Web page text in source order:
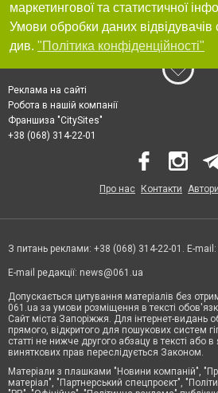
маркетингової та статистичної
Умови обробки даних відвідувачів
див. "Політика конфіденційності"
Реклама на сайті
Робота в нашій компанії
Франшиза "CitySites"
+38 (068) 314-22-01
Про нас Контакти
З питань реклами: +38 (068) 314-22-01. E-mail:
E-mail редакції: news@061.ua
Допускається цитування матеріалів без
061.ua за умови розміщення в тексті
Сайт міста Запоріжжя. Для інтернет-видань
прямого, відкритого для пошукових систем
статті не нижче другого абзацу в тексті або
виняткових прав переслідується Законом.
Матеріали з плашками "Новини компаній",
матеріал", "Партнерський спецпроєкт",